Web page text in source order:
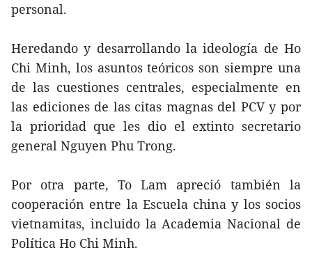
personal.
Heredando y desarrollando la ideología de Ho
Chi Minh, los asuntos teóricos son siempre una
de las cuestiones centrales, especialmente en
las ediciones de las citas magnas del PCV y por
la prioridad que les dio el extinto secretario
general Nguyen Phu Trong.
Por otra parte, To Lam apreció también la
cooperación entre la Escuela china y los socios
vietnamitas, incluido la Academia Nacional de
Política Ho Chi Minh.